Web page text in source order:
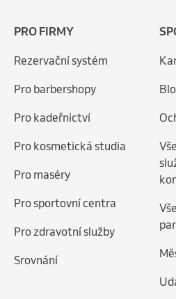
PRO FIRMY
Rezervační systém
Pro barbershopy
Pro kadeřnictví
Pro kosmetická studia
Pro maséry
Pro sportovní centra
Pro zdravotní služby
Srovnání